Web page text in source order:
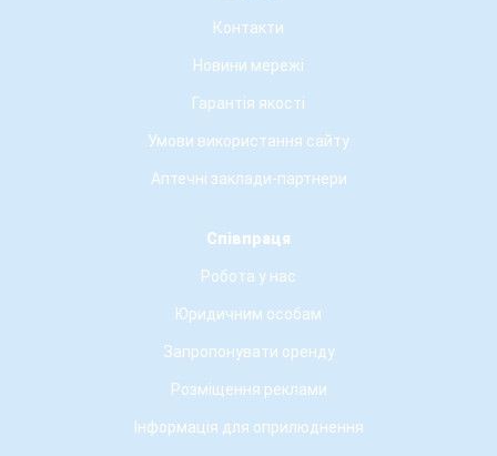
Контакти
Новини мережі
Гарантія якості
Умови використання сайту
Аптечні заклади-партнери
Співпраця
Робота у нас
Юридичним особам
Запропонувати оренду
Розміщення реклами
Інформація для оприлюднення